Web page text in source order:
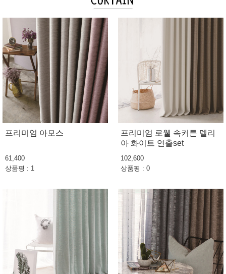
프리미엄 아모스
61,400
상품평 : 1
프리미엄 로웰 속커튼 델리
아 화이트 연출set
102,600
상품평 : 0